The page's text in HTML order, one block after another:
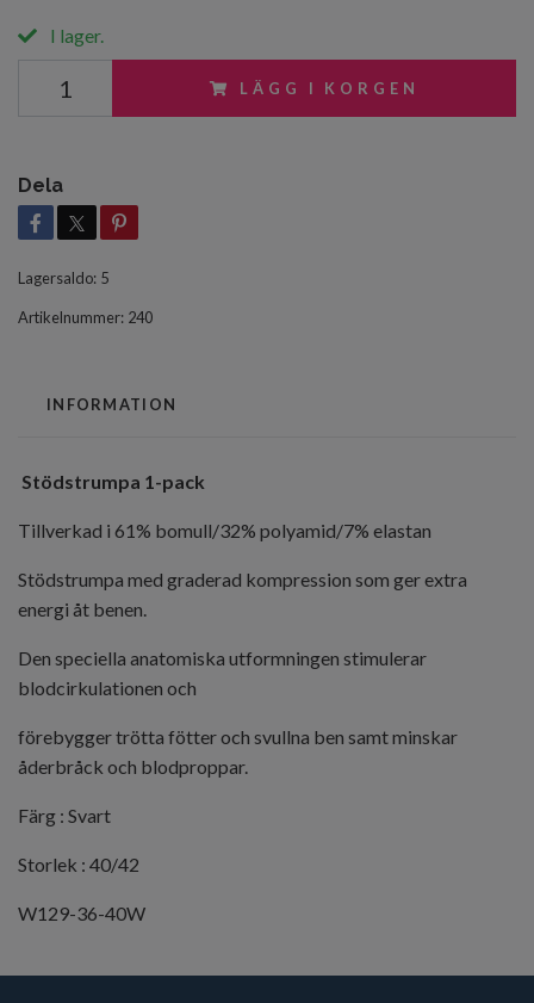
I lager.
LÄGG I KORGEN
Dela
Lagersaldo: 5
Artikelnummer: 240
INFORMATION
Stödstrumpa 1-pack
Tillverkad i 61% bomull/32% polyamid/7% elastan
Stödstrumpa med graderad kompression som ger extra
energi åt benen.
Den speciella anatomiska utformningen stimulerar
blodcirkulationen och
förebygger trötta fötter och svullna ben samt minskar
åderbråck och blodproppar.
Färg : Svart
Storlek : 40/42
W129-36-40W